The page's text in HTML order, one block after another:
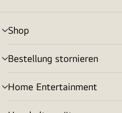
Shop
Menü
umschalten
Bestellung stornieren
Menü
umschalten
Home Entertainment
Menü
umschalten